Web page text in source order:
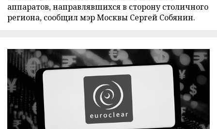
аппаратов, направлявшихся в сторону столичного
региона, сообщил мэр Москвы Сергей Собянин.